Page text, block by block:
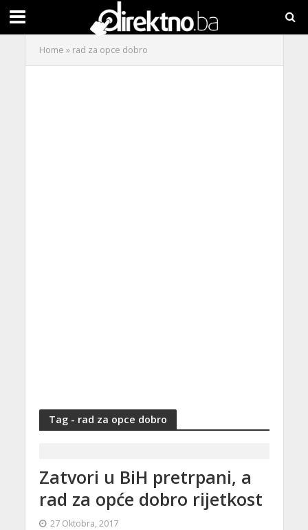
Home » rad za opce dobro
Tag - rad za opce dobro
Zatvori u BiH pretrpani, a
rad za opće dobro rijetkost
27 Oktobra, 2017